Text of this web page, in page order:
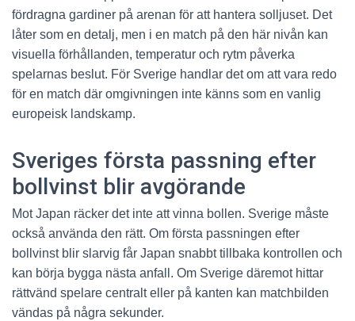
fördragna gardiner på arenan för att hantera solljuset. Det
låter som en detalj, men i en match på den här nivån kan
visuella förhållanden, temperatur och rytm påverka
spelarnas beslut. För Sverige handlar det om att vara redo
för en match där omgivningen inte känns som en vanlig
europeisk landskamp.
Sveriges första passning efter
bollvinst blir avgörande
Mot Japan räcker det inte att vinna bollen. Sverige måste
också använda den rätt. Om första passningen efter
bollvinst blir slarvig får Japan snabbt tillbaka kontrollen och
kan börja bygga nästa anfall. Om Sverige däremot hittar
rättvänd spelare centralt eller på kanten kan matchbilden
vändas på några sekunder.